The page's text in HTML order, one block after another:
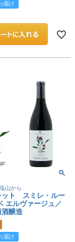
届け
山から
ット スミレ・ルー
エルヴァージュ／
醸造
届け